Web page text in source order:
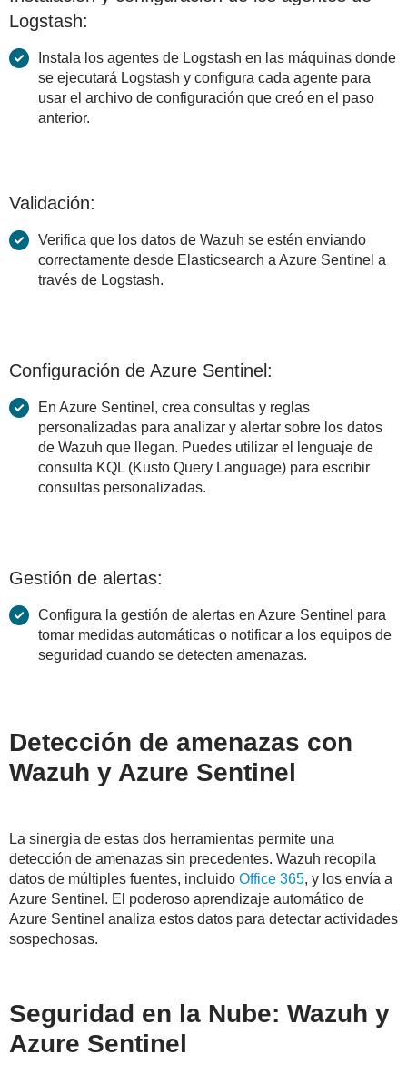
Logstash:
Instala los agentes de Logstash en las máquinas donde
se ejecutará Logstash y configura cada agente para
usar el archivo de configuración que creó en el paso
anterior.
Validación:
Verifica que los datos de Wazuh se estén enviando
correctamente desde Elasticsearch a Azure Sentinel a
través de Logstash.
Configuración de Azure Sentinel:
En Azure Sentinel, crea consultas y reglas
personalizadas para analizar y alertar sobre los datos
de Wazuh que llegan. Puedes utilizar el lenguaje de
consulta KQL (Kusto Query Language) para escribir
consultas personalizadas.
Gestión de alertas:
Configura la gestión de alertas en Azure Sentinel para
tomar medidas automáticas o notificar a los equipos de
seguridad cuando se detecten amenazas.
Detección de amenazas con
Wazuh y Azure Sentinel
La sinergia de estas dos herramientas permite una
detección de amenazas sin precedentes. Wazuh recopila
datos de múltiples fuentes, incluido Office 365, y los envía a
Azure Sentinel. El poderoso aprendizaje automático de
Azure Sentinel analiza estos datos para detectar actividades
sospechosas.
Seguridad en la Nube: Wazuh y
Azure Sentinel